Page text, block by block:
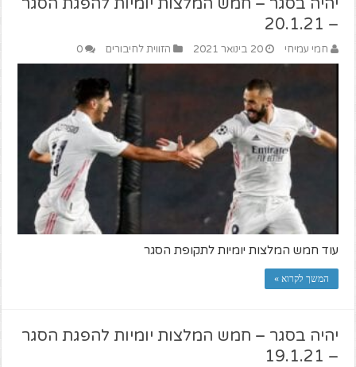
יהיה בסגר – חמש המלצות יומיות להפגת הסגר
– 20.1.21
חמי עמיחי 20 בינואר 2021 הזווית לחיבורים 0
עוד חמש המלצות יומיות לתקופת הסגר
המשך לקרוא »
יהיה בסגר – חמש המלצות יומיות להפגת הסגר
– 19.1.21